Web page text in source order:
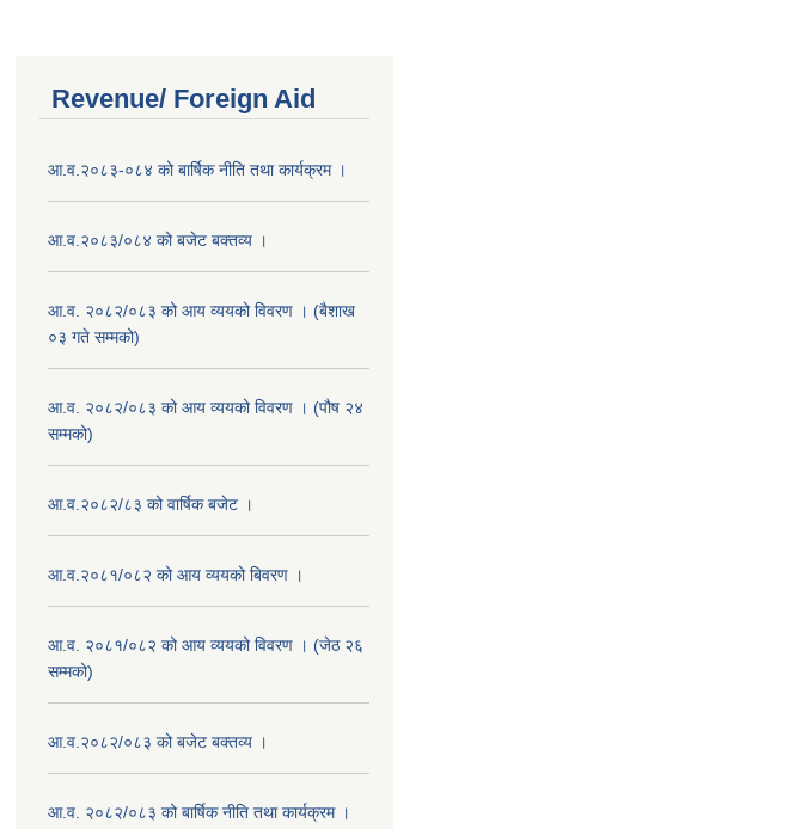
Revenue/ Foreign Aid
आ.व.२०८३-०८४ को बार्षिक नीति तथा कार्यक्रम ।
आ.व.२०८३/०८४ को बजेट बक्तव्य ।
आ.व. २०८२/०८३ को आय व्ययको विवरण । (बैशाख
०३ गते सम्मको)
आ.व. २०८२/०८३ को आय व्ययको विवरण । (पौष २४
सम्मको)
आ.व.२०८२/८३ को वार्षिक बजेट ।
आ.व.२०८१/०८२ को आय व्ययको बिवरण ।
आ.व. २०८१/०८२ को आय व्ययको विवरण । (जेठ २६
सम्मको)
आ.व.२०८२/०८३ को बजेट बक्तव्य ।
आ.व. २०८२/०८३ को बार्षिक नीति तथा कार्यक्रम ।